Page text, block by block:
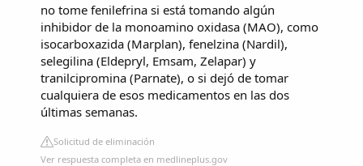
no tome fenilefrina si está tomando algún
inhibidor de la monoamino oxidasa (MAO), como
isocarboxazida (Marplan), fenelzina (Nardil),
selegilina (Eldepryl, Emsam, Zelapar) y
tranilcipromina (Parnate), o si dejó de tomar
cualquiera de esos medicamentos en las dos
últimas semanas.
Solicitud de eliminación
Ver respuesta completa en medlineplus.gov